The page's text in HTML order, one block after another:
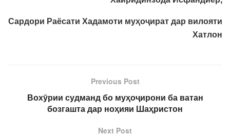
Сардори Раёсати Хадамоти муҳоҷират дар вилояти
Хатлон
Previous Post
Вохӯрии судманд бо муҳоҷирони ба ватан
бозгашта дар ноҳияи Шаҳристон
Next Post